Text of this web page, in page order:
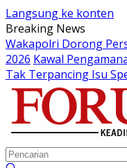
Langsung ke konten
Breaking News
Wakapolri Dorong
2026 Kawal
Tak Terpancing Isu